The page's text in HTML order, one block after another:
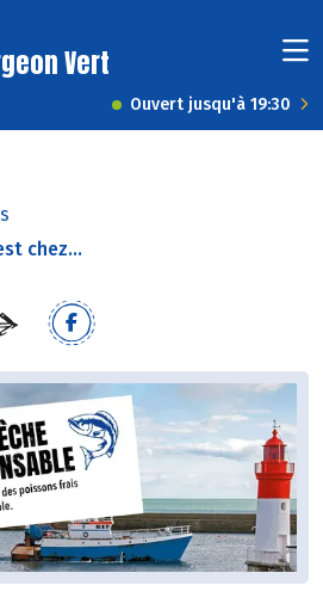
Vert
Ouvert jusqu'à 19:30
chez...